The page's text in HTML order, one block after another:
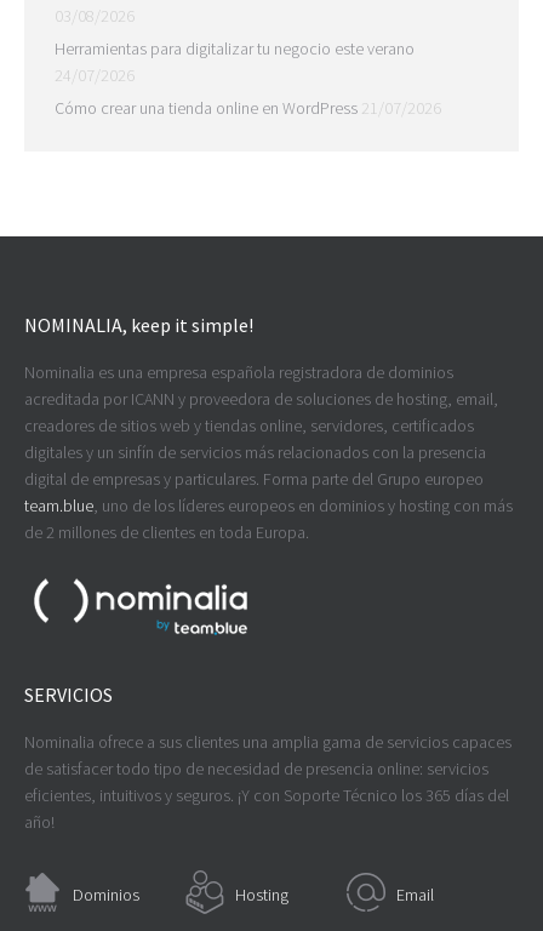
03/08/2026
Herramientas para digitalizar tu negocio este verano
24/07/2026
Cómo crear una tienda online en WordPress 21/07/2026
NOMINALIA, keep it simple!
Nominalia es una empresa española registradora de dominios
acreditada por ICANN y proveedora de soluciones de hosting, email,
creadores de sitios web y tiendas online, servidores, certificados
digitales y un sinfín de servicios más relacionados con la presencia
digital de empresas y particulares. Forma parte del Grupo europeo
team.blue , uno de los líderes europeos en dominios y hosting con más
de 2 millones de clientes en toda Europa.
SERVICIOS
Nominalia ofrece a sus clientes una amplia gama de servicios capaces
de satisfacer todo tipo de necesidad de presencia online: servicios
eficientes, intuitivos y seguros. ¡Y con Soporte Técnico los 365 días del
año!
Dominios Hosting Email